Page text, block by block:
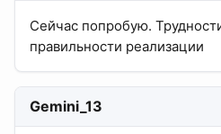
Сейчас попробую.
правильности реализации
Gemini_13